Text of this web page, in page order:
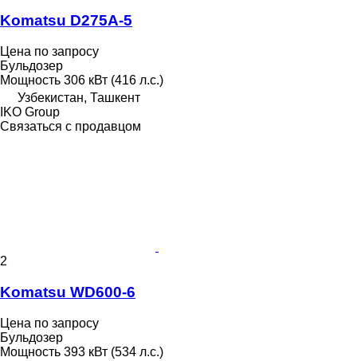
Komatsu D275A-5
Цена по запросу
Бульдозер
Мощность 306 кВт (416 л.с.)
Узбекистан, Ташкент
IKO Group
Связаться с продавцом
2
Komatsu WD600-6
Цена по запросу
Бульдозер
Мощность 393 кВт (534 л.с.)